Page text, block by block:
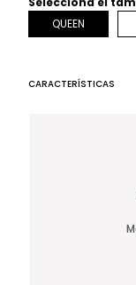
QUEEN
CARACTERÍSTICAS